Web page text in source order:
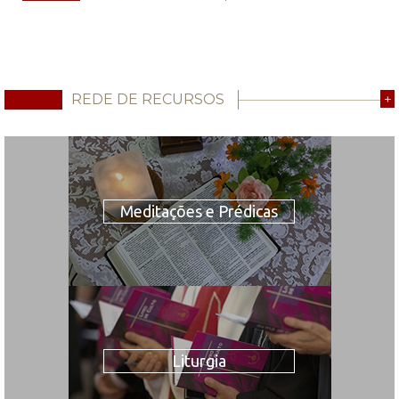
REDE DE RECURSOS +
Meditações e Prédicas
Liturgia